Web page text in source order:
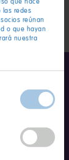
que hace
las redes
reúnan
o que hayan
nuestra
por 100 g